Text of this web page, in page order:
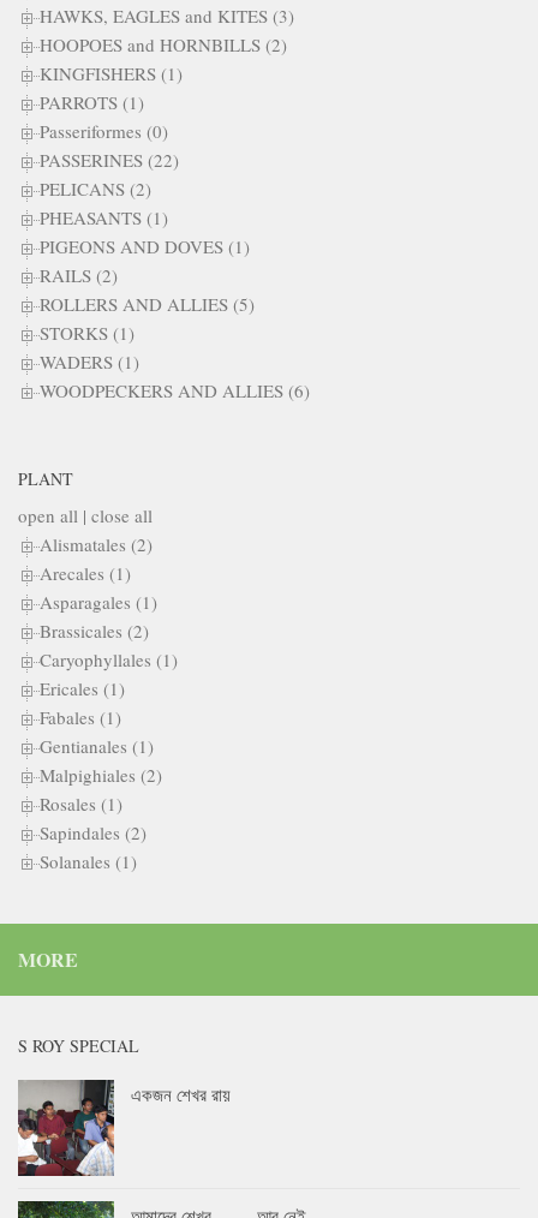
HAWKS, EAGLES and KITES (3)
HOOPOES and HORNBILLS (2)
KINGFISHERS (1)
PARROTS (1)
Passeriformes (0)
PASSERINES (22)
PELICANS (2)
PHEASANTS (1)
PIGEONS AND DOVES (1)
RAILS (2)
ROLLERS AND ALLIES (5)
STORKS (1)
WADERS (1)
WOODPECKERS AND ALLIES (6)
PLANT
open all | close all
Alismatales (2)
Arecales (1)
Asparagales (1)
Brassicales (2)
Caryophyllales (1)
Ericales (1)
Fabales (1)
Gentianales (1)
Malpighiales (2)
Rosales (1)
Sapindales (2)
Solanales (1)
MORE
S ROY SPECIAL
একজন শেখর রায়